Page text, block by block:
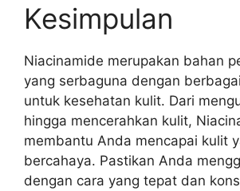
Kesimpulan
Niacinamide merupakan bahan
yang serbaguna dengan
untuk kesehatan kulit. Dari
hingga mencerahkan kulit,
membantu Anda mencapai kulit
bercahaya. Pastikan Anda
dengan cara yang tepat dan